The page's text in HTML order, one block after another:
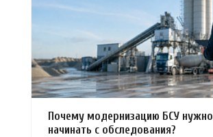
Почему модернизацию БСУ нужно
начинать с обследования?